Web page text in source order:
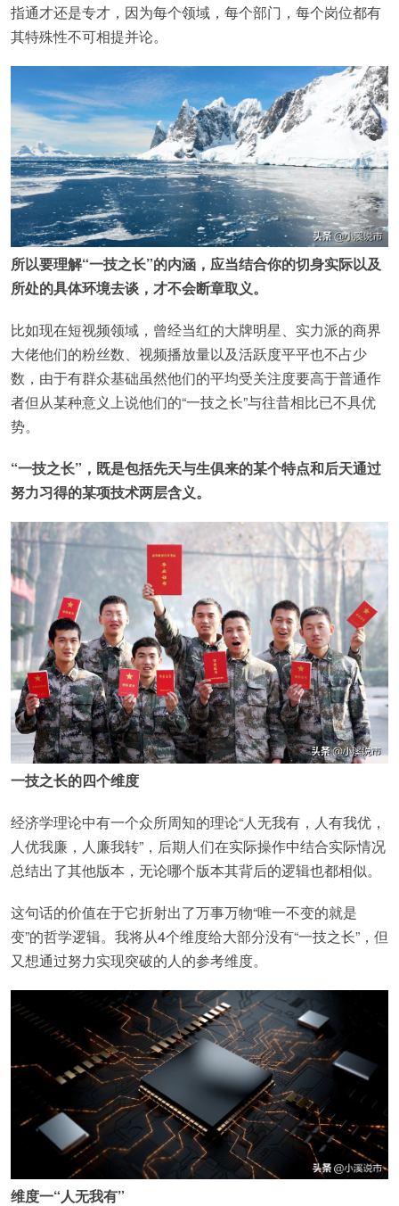
指通才还是专才，因为每个领域，每个部门，每个岗位都有
其特殊性不可相提并论。
所以要理解“一技之长”的内涵，应当结合你的切身实际以及
所处的具体环境去谈，才不会断章取义。
比如现在短视频领域，曾经当红的大牌明星、实力派的商界
大佬他们的粉丝数、视频播放量以及活跃度平平也不占少
数，由于有群众基础虽然他们的平均受关注度要高于普通作
者但从某种意义上说他们的“一技之长”与往昔相比已不具优
势。
“一技之长”，既是包括先天与生俱来的某个特点和后天通过
努力习得的某项技术两层含义。
一技之长的四个维度
经济学理论中有一个众所周知的理论“人无我有，人有我优，
人优我廉，人廉我转”，后期人们在实际操作中结合实际情况
总结出了其他版本，无论哪个版本其背后的逻辑也都相似。
这句话的价值在于它折射出了万事万物“唯一不变的就是
变”的哲学逻辑。我将从4个维度给大部分没有“一技之长”，但
又想通过努力实现突破的人的参考维度。
维度一“人无我有”